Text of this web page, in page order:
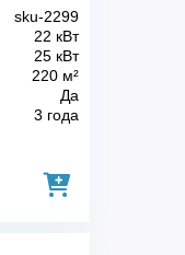
sku-2299
22 кВт
25 кВт
220 м²
Да
3 года